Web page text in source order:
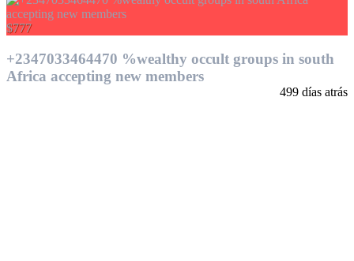
$777
+2347033464470 %wealthy occult groups in south
Africa accepting new members
499 días atrás